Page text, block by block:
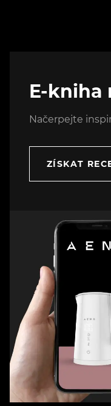
E-kniha
Načerpejte
ZÍSKAT